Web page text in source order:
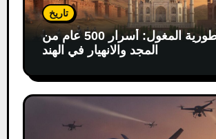
تاريخ
إمبراطورية المغول: أسرار 500 عام من
المجد والانهيار في الهند